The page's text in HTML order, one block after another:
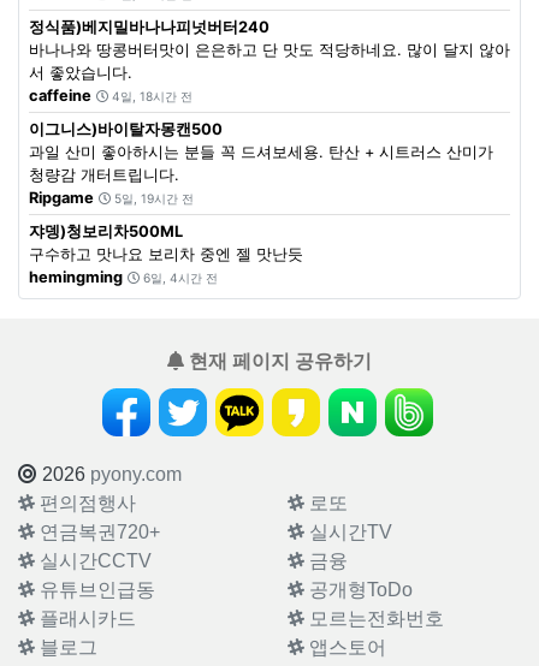
정식품)베지밀바나나피넛버터240
바나나와 땅콩버터맛이 은은하고 단 맛도 적당하네요. 많이 달지 않아
서 좋았습니다.
caffeine
4일, 18시간 전
이그니스)바이탈자몽캔500
과일 산미 좋아하시는 분들 꼭 드셔보세용. 탄산 + 시트러스 산미가
청량감 개터트립니다.
Ripgame
5일, 19시간 전
쟈뎅)청보리차500ML
구수하고 맛나요 보리차 중엔 젤 맛난듯
hemingming
6일, 4시간 전
현재 페이지 공유하기
2026 pyony.com
편의점행사
로또
연금복권720+
실시간TV
실시간CCTV
금융
유튜브인급동
공개형ToDo
플래시카드
모르는전화번호
블로그
앱스토어